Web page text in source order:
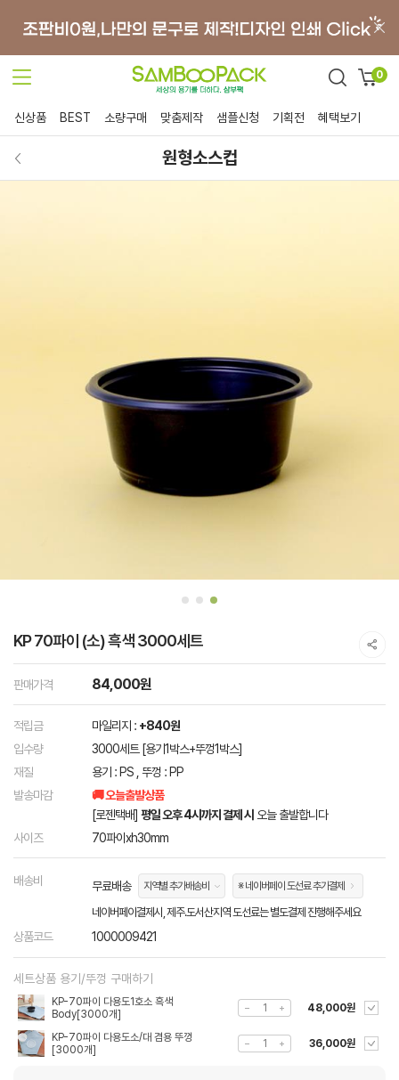
0
신상품 BEST 소량구매 맞춤제작 샘플신청 기획전 혜택보기
원형소스컵
KP 70파이 (소) 흑색 3000세트
판매가격 84,000원
적립금 마일리지 : +840원
입수량
3000세트 [용기1박스+뚜껑1박스]
재질
용기 : PS , 뚜껑 : PP
발송마감
🚚 오늘출발상품
[로젠택배] 평일 오후 4시까지 결제 시 오늘 출발합니다
사이즈
70파이xh30mm
배송비 무료배송 지역별 추가배송비 ※ 네이버페이 도선료 추가결제
네이버페이결제시, 제주.도서산지역 도선료는 별도결제 진행해주세요
상품코드 1000009421
세트상품 용기/뚜껑 구매하기
KP-70파이 다용도1호소 흑색
Body[3000개]
48,000원
KP-70파이 다용도소/대 겸용 뚜껑
[3000개]
36,000원